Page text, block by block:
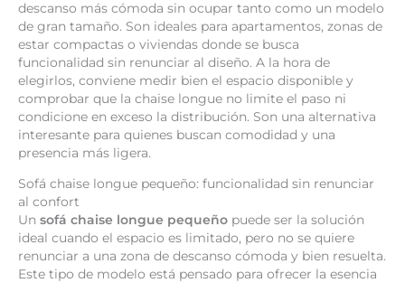
descanso más cómoda sin ocupar tanto como un modelo
de gran tamaño. Son ideales para apartamentos, zonas de
estar compactas o viviendas donde se busca
funcionalidad sin renunciar al diseño. A la hora de
elegirlos, conviene medir bien el espacio disponible y
comprobar que la chaise longue no limite el paso ni
condicione en exceso la distribución. Son una alternativa
interesante para quienes buscan comodidad y una
presencia más ligera.
Sofá chaise longue pequeño: funcionalidad sin renunciar
al confort
Un sofá chaise longue pequeño puede ser la solución
ideal cuando el espacio es limitado, pero no se quiere
renunciar a una zona de descanso cómoda y bien resuelta.
Este tipo de modelo está pensado para ofrecer la esencia